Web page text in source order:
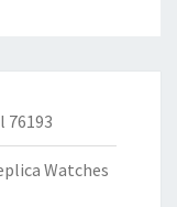
76193
Watches